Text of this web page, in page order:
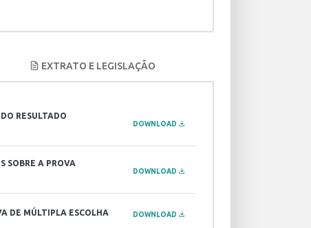
EXTRATO E LEGISLAÇÃO
RESULTADO
DOWNLOAD
SOBRE A PROVA
DOWNLOAD
DE MÚLTIPLA ESCOLHA DOWNLOAD